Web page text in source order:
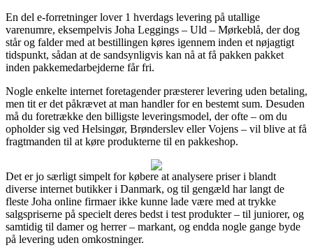
En del e-forretninger lover 1 hverdags levering på utallige
varenumre, eksempelvis Joha Leggings – Uld – Mørkeblå, der dog
står og falder med at bestillingen køres igennem inden et nøjagtigt
tidspunkt, sådan at de sandsynligvis kan nå at få pakken pakket
inden pakkemedarbejderne får fri.
Nogle enkelte internet foretagender præsterer levering uden betaling,
men tit er det påkrævet at man handler for en bestemt sum. Desuden
må du foretrække den billigste leveringsmodel, der ofte – om du
opholder sig ved Helsingør, Brønderslev eller Vojens – vil blive at få
fragtmanden til at køre produkterne til en pakkeshop.
Det er jo særligt simpelt for købere at analysere priser i blandt
diverse internet butikker i Danmark, og til gengæld har langt de
fleste Joha online firmaer ikke kunne lade være med at trykke
salgspriserne på specielt deres bedst i test produkter – til juniorer, og
samtidig til damer og herrer – markant, og endda nogle gange byde
på levering uden omkostninger.